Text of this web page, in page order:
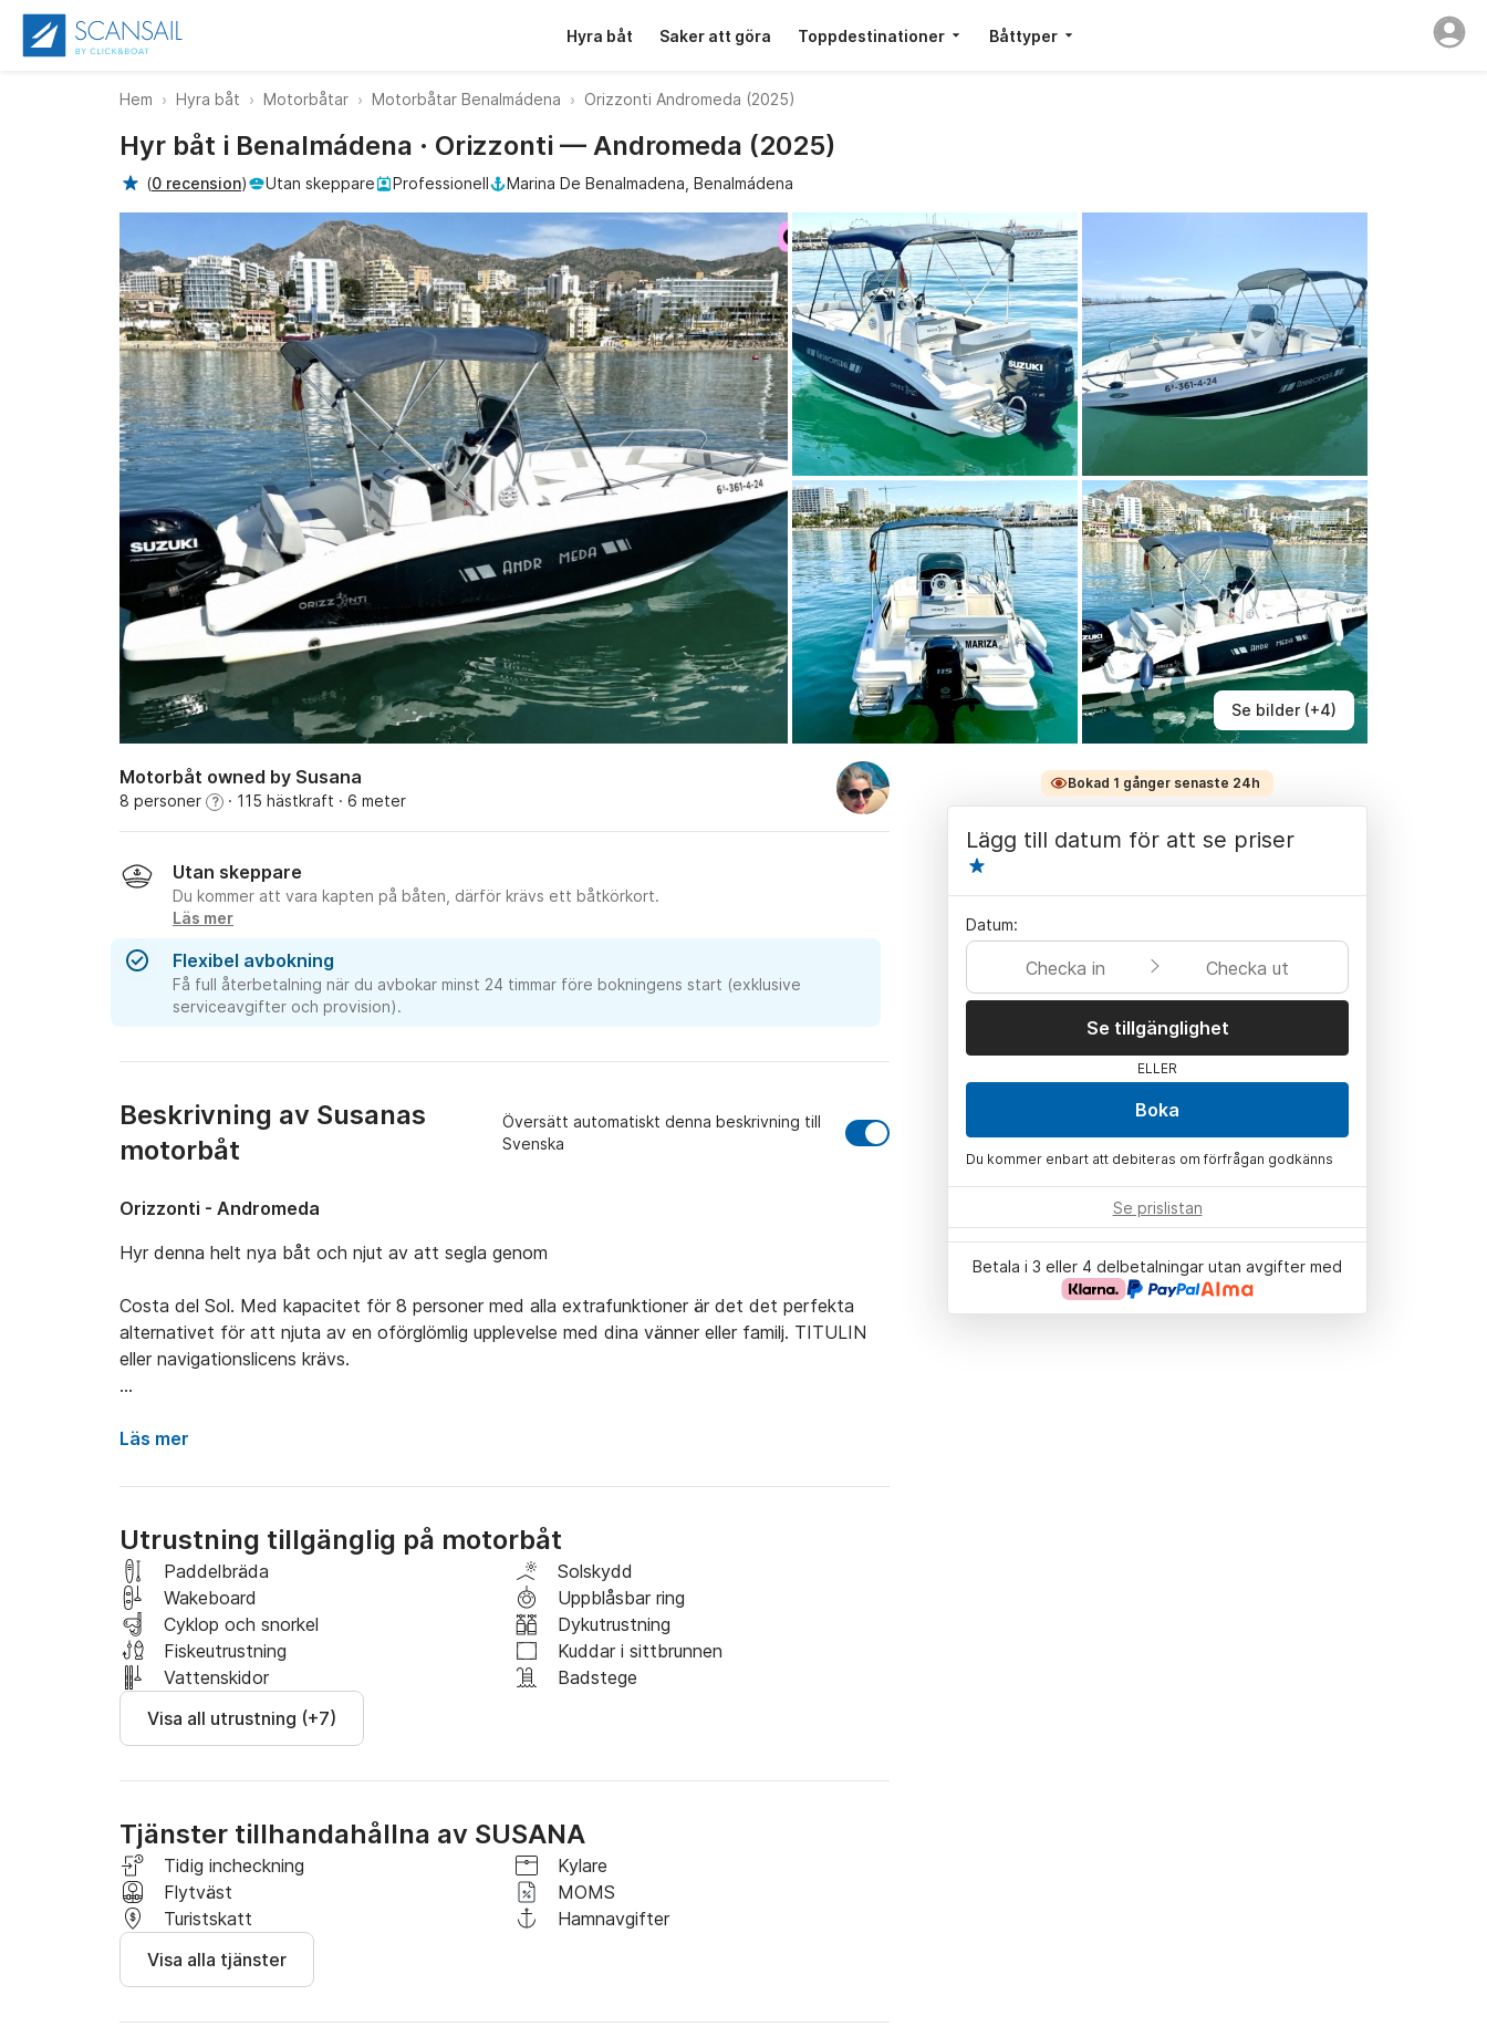
Hyra båt Saker att göra Toppdestinationer Båttyper
Hem Hyra båt Motorbåtar Motorbåtar Benalmádena Orizzonti Andromeda (2025)
Se bilder (+4)
Hyr båt i Benalmádena · Orizzonti — Andromeda (2025)
(0 recension) Utan skeppare Professionell Marina De Benalmadena, Benalmádena
Motorbåt owned by Susana
8 personer ? · 115 hästkraft · 6 meter
Utan skeppare
Du kommer att vara kapten på båten, därför krävs ett båtkörkort.
Läs mer
Flexibel avbokning
Få full återbetalning när du avbokar minst 24 timmar före bokningens start (exklusive
serviceavgifter och provision).
Beskrivning av Susanas
motorbåt
Översätt automatiskt denna beskrivning till
Svenska
Orizzonti - Andromeda
Hyr denna helt nya båt och njut av att segla genom
Costa del Sol. Med kapacitet för 8 personer med alla extrafunktioner är det det perfekta
alternativet för att njuta av en oförglömlig upplevelse med dina vänner eller familj. TITULIN
eller navigationslicens krävs.
Inkluderar: - GPS-plottersond - USB Bluetooth-radio med yttre högtalare - USB-laddare -
- Bord att äta vid fören - Suzuki 115cv utombordsmotor (minsta förbrukning, mindre än 150
* Halvdagshyra motsvarar 4 timmar och heldagshyra 6 timmar.
DU VÄLJER SCHEMA för en halv dag eller en hel dag i tidsluckan från 9:00 till 20:00.
Läs mer
Utrustning tillgänglig på motorbåt
Paddelbräda
Solskydd
Wakeboard
Uppblåsbar ring
Cyklop och snorkel
Dykutrustning
Fiskeutrustning
Kuddar i sittbrunnen
Vattenskidor
Badstege
Visa all utrustning (+7)
Tjänster tillhandahållna av SUSANA
Tidig incheckning
Kylare
Flytväst
MOMS
Turistskatt
Hamnavgifter
Visa alla tjänster
Bokad 1 gånger senaste 24h
Lägg till datum för att se priser
Datum:
Checka in Checka ut
Se tillgänglighet
ELLER
Boka
Du kommer enbart att debiteras om förfrågan godkänns
Se prislistan
Betala i 3 eller 4 delbetalningar utan avgifter med